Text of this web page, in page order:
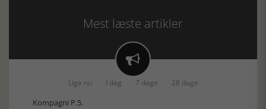
Mest læste artikler

Lige nu I dag 7 dage 28 dage
Kompagni P.5.